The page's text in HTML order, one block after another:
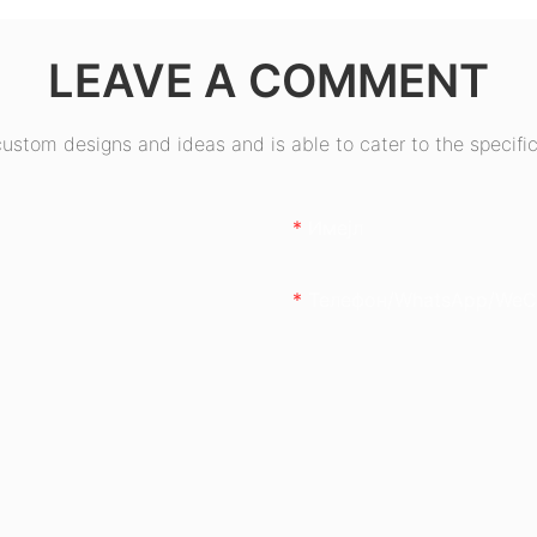
LEAVE A COMMENT
designs and ideas and is able to cater to the